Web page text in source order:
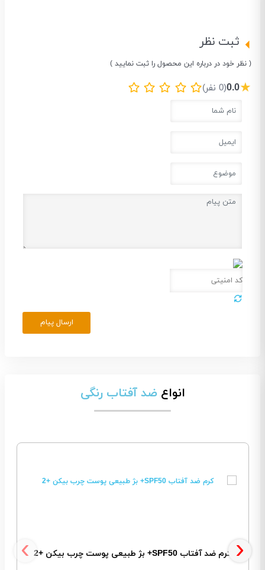
ثبت نظر
( نظر خود در درباره این محصول را ثبت نمایید )
★
0.0(0 نفر)
ارسال پیام
انواعضد آفتاب رنگی
کرم ضد آفتاب SPF50+ بژ طبیعی پوست چرب بیکن +2 ‹ ›